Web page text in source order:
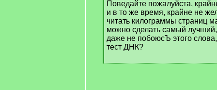
]Поведайте пожалуйста,
и в то же время, крайне не
читать килограммы страниц
можно сделать самый
даже не побоюсЪ этого
тест ДНК?
[